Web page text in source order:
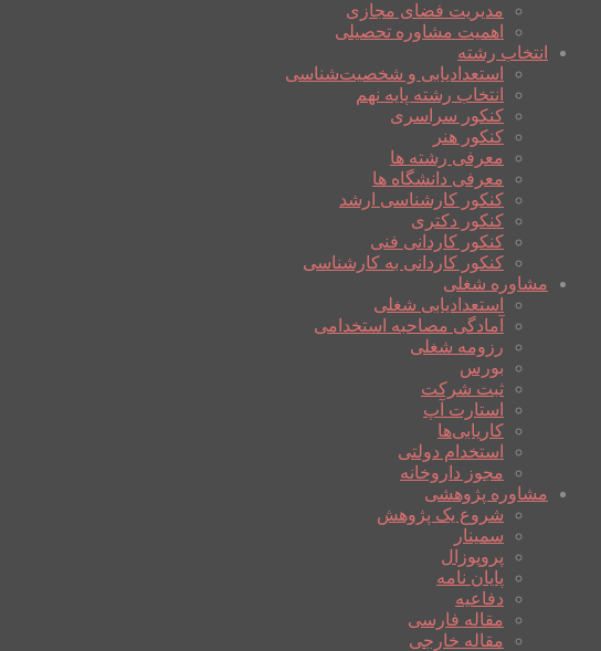
مدیریت فضای مجازی
اهمیت مشاوره تحصیلی
انتخاب رشته
استعدادیابی و شخصیت‌شناسی
انتخاب رشته پایه نهم
کنکور سراسری
کنکور هنر
معرفی رشته ها
معرفی دانشگاه ها
کنکور کارشناسی ارشد
کنکور دکتری
کنکور کاردانی فنی
کنکور کاردانی به کارشناسی
مشاوره شغلی
استعدادیابی شغلی
آمادگی مصاحبه استخدامی
رزومه شغلی
بورس
ثبت شرکت
استارت آپ
کاریابی‌ها
استخدام دولتی
مجوز داروخانه
مشاوره پژوهشی
شروع یک پژوهش
سمینار
پروپوزال
پایان نامه
دفاعیه
مقاله فارسی
مقاله خارجی